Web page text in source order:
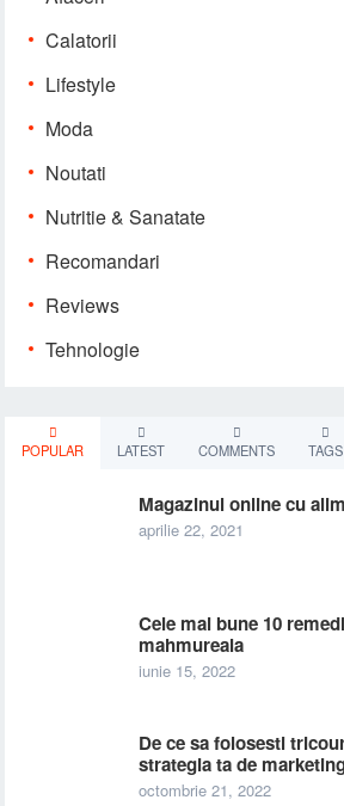
Calatorii
Lifestyle
Moda
Noutati
Nutritie & Sanatate
Recomandari
Reviews
Tehnologie
POPULAR LATEST COMMENTS TAGS
Magazinul online cu
aprilie 22, 2021
Cele mai bune 10
mahmureala
iunie 15, 2022
De ce sa folosesti
strategia ta de
octombrie 21, 2022